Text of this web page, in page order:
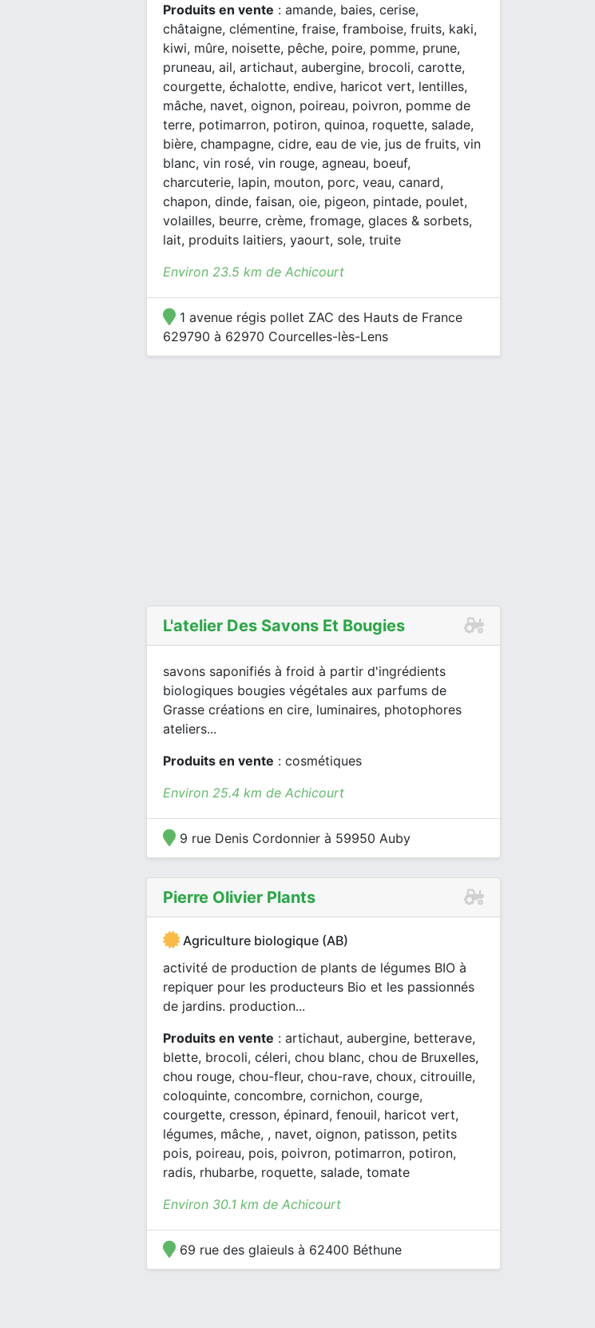
Produits en vente : amande, baies, cerise,
châtaigne, clémentine, fraise, framboise, fruits, kaki,
kiwi, mûre, noisette, pêche, poire, pomme, prune,
pruneau, ail, artichaut, aubergine, brocoli, carotte,
courgette, échalotte, endive, haricot vert, lentilles,
mâche, navet, oignon, poireau, poivron, pomme de
terre, potimarron, potiron, quinoa, roquette, salade,
bière, champagne, cidre, eau de vie, jus de fruits, vin
blanc, vin rosé, vin rouge, agneau, boeuf,
charcuterie, lapin, mouton, porc, veau, canard,
chapon, dinde, faisan, oie, pigeon, pintade, poulet,
volailles, beurre, crème, fromage, glaces & sorbets,
lait, produits laitiers, yaourt, sole, truite
Environ 23.5 km de Achicourt
1 avenue régis pollet ZAC des Hauts de France
629790 à 62970 Courcelles-lès-Lens
L'atelier Des Savons Et Bougies
savons saponifiés à froid à partir d'ingrédients
biologiques bougies végétales aux parfums de
Grasse créations en cire, luminaires, photophores
ateliers...
Produits en vente : cosmétiques
Environ 25.4 km de Achicourt
9 rue Denis Cordonnier à 59950 Auby
Pierre Olivier Plants
Agriculture biologique (AB)
activité de production de plants de légumes BIO à
repiquer pour les producteurs Bio et les passionnés
de jardins. production...
Produits en vente : artichaut, aubergine, betterave,
blette, brocoli, céleri, chou blanc, chou de Bruxelles,
chou rouge, chou-fleur, chou-rave, choux, citrouille,
coloquinte, concombre, cornichon, courge,
courgette, cresson, épinard, fenouil, haricot vert,
légumes, mâche, , navet, oignon, patisson, petits
pois, poireau, pois, poivron, potimarron, potiron,
radis, rhubarbe, roquette, salade, tomate
Environ 30.1 km de Achicourt
69 rue des glaieuls à 62400 Béthune